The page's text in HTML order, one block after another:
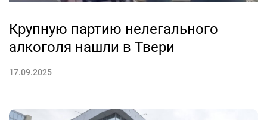
Крупную партию нелегального
алкоголя нашли в Твери
17.09.2025